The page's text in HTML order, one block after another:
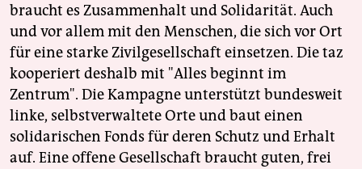
braucht es Zusammenhalt und Solidarität. Auch
und vor allem mit den Menschen, die sich vor Ort
für eine starke Zivilgesellschaft einsetzen. Die taz
kooperiert deshalb mit "Alles beginnt im
Zentrum". Die Kampagne unterstützt bundesweit
linke, selbstverwaltete Orte und baut einen
solidarischen Fonds für deren Schutz und Erhalt
auf. Eine offene Gesellschaft braucht guten, frei